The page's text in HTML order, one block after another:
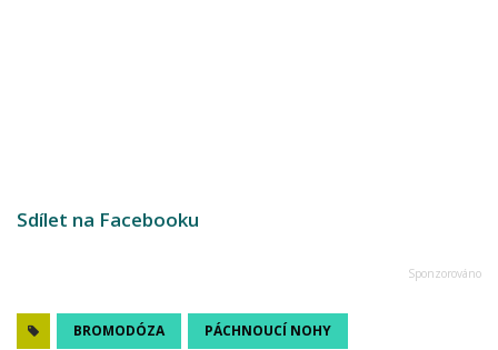
Sdílet na Facebooku
BROMODÓZA PÁCHNOUCÍ NOHY